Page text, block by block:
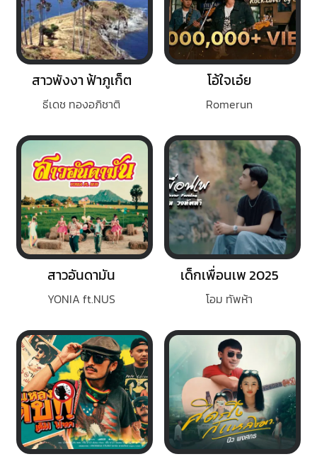
สาวพังงา ฟ้าภูเก็ต
ธีเดช ทองอภิชาติ
โอ้ใจเอ๋ย
Romerun
สาวอันดามัน
YONIA ft.NUS
เด็กเพื่อนเพ 2025
โอม ทัพห้า